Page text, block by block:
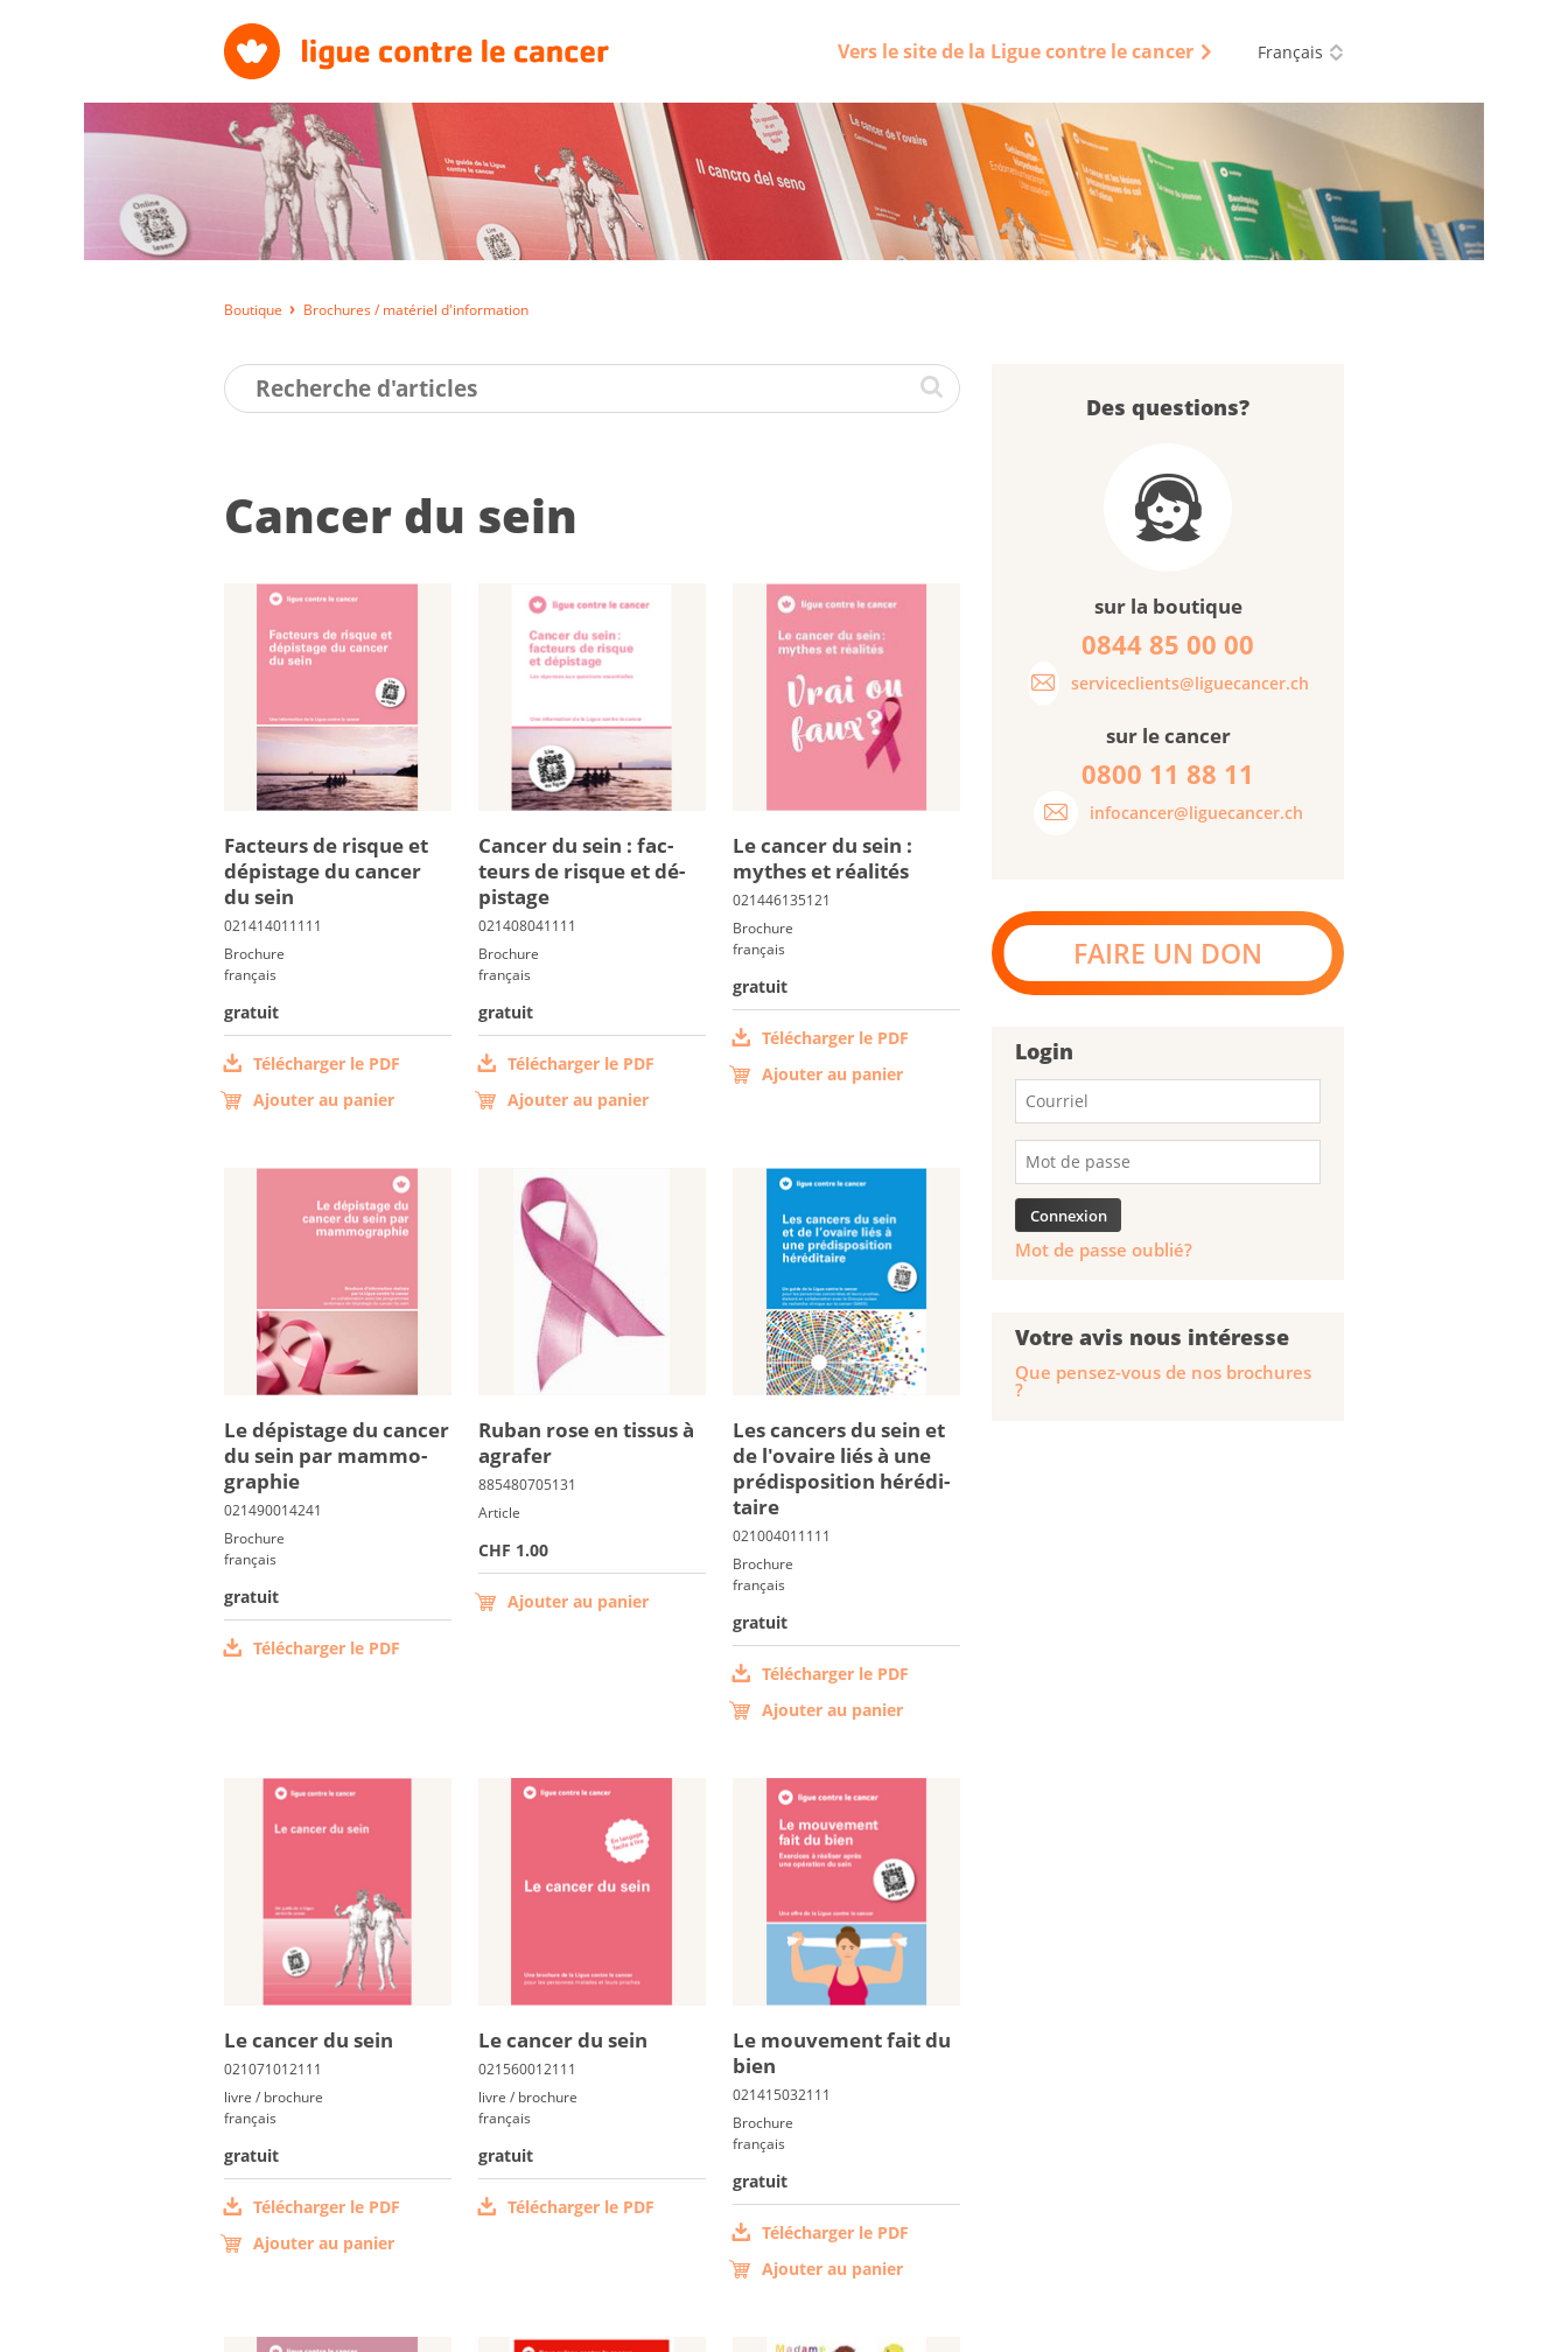
Vers le site de la Ligue contre le cancer Français
Boutique Brochures / matériel d'information
Cancer du sein
Fac­teurs de risque et
dé­pis­tage du can­cer
du sein
Brochure
français
gratuit
Télécharger le PDF
Ajouter au panier
Can­cer du sein : fac­
teurs de risque et dé­
pis­tage
Brochure
français
gratuit
Télécharger le PDF
Ajouter au panier
Le can­cer du sein :
mythes et réa­li­tés
Brochure
français
gratuit
Télécharger le PDF
Ajouter au panier
Le dé­pis­tage du can­cer
du sein par mam­mo­
gra­phie
Brochure
français
gratuit
Télécharger le PDF
Ru­ban rose en tis­sus à
agra­fer
Article
CHF 1.00
Ajouter au panier
Les can­cers du sein et
de l'ovaire liés à une
pré­dis­po­si­tion hé­ré­di­
taire
Brochure
français
gratuit
Télécharger le PDF
Ajouter au panier
Le can­cer du sein
livre / brochure
français
gratuit
Télécharger le PDF
Ajouter au panier
Le can­cer du sein
livre / brochure
français
gratuit
Télécharger le PDF
Le mou­ve­ment fait du
bien
Brochure
français
gratuit
Télécharger le PDF
Ajouter au panier
Des questions?
sur la boutique
0844 85 00 00
serviceclients@liguecancer.ch
sur le cancer
0800 11 88 11
infocancer@liguecancer.ch
FAIRE UN DON
Login
Mot de passe oublié?
Votre avis nous intéresse
Que pensez-vous de nos brochures
?